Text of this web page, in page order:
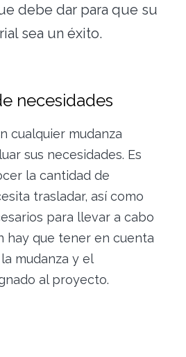
debe dar para que su
sea un éxito.
necesidades
cualquier mudanza
sus necesidades. Es
la cantidad de
trasladar, así como
para llevar a cabo
hay que tener en cuenta
mudanza y el
al proyecto.